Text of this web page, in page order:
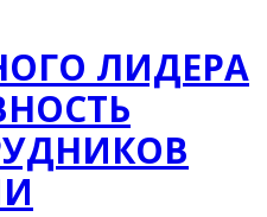
ЛИДЕРА